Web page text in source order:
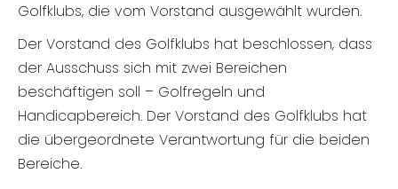
Golfklubs, die vom Vorstand ausgewählt wurden.
Der Vorstand des Golfklubs hat beschlossen, dass
der Ausschuss sich mit zwei Bereichen
beschäftigen soll – Golfregeln und
Handicapbereich. Der Vorstand des Golfklubs hat
die übergeordnete Verantwortung für die beiden
Bereiche.